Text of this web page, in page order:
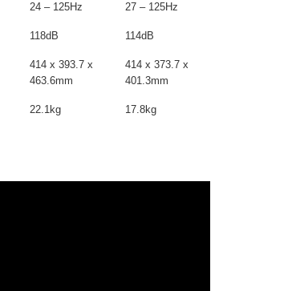
24 – 125Hz 27 – 125Hz
118dB 114dB
414 x 393.7 x
463.6mm
414 x 373.7 x
401.3mm
22.1kg 17.8kg